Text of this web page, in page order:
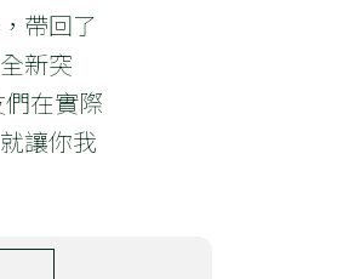
帶回了
新突
在實際
讓你我